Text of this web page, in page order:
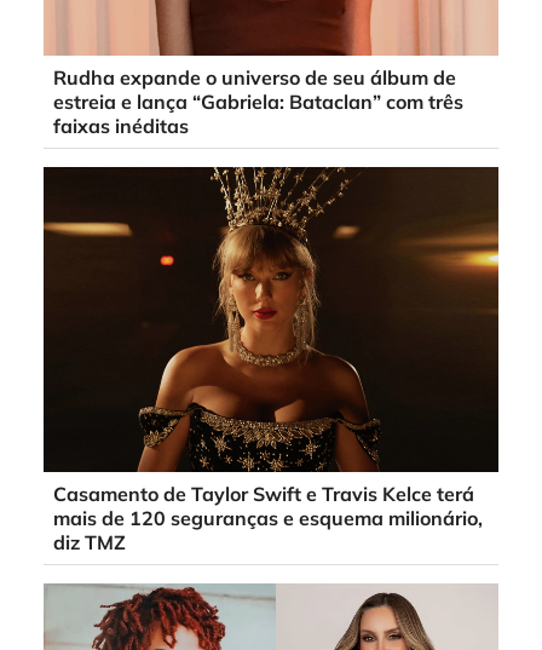
Rudha expande o universo de seu álbum de
estreia e lança “Gabriela: Bataclan” com três
faixas inéditas
Casamento de Taylor Swift e Travis Kelce terá
mais de 120 seguranças e esquema milionário,
diz TMZ